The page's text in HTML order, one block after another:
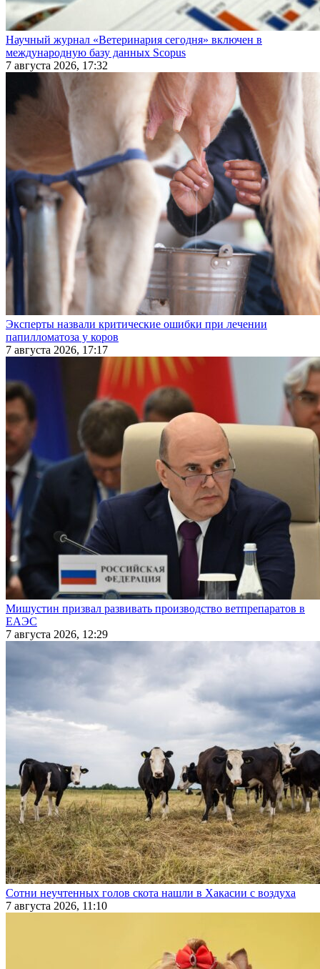
Научный журнал «Ветеринария сегодня» включен в
международную базу данных Scopus
7 августа 2026, 17:32
Эксперты назвали критические ошибки при лечении
папилломатоза у коров
7 августа 2026, 17:17
Мишустин призвал развивать производство ветпрепаратов в
ЕАЭС
7 августа 2026, 12:29
Сотни неучтенных голов скота нашли в Хакасии с воздуха
7 августа 2026, 11:10